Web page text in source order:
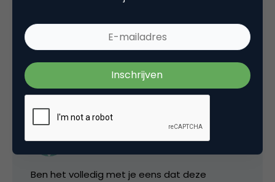
1 Reactie
h.omlo
Ben het volledig met je eens dat deze